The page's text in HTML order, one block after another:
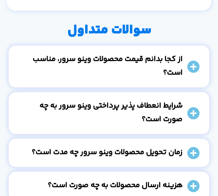
سوالات متداول
از کجا بدانم قیمت محصولات وینو سرور، مناسب
است؟
شرایط انعطاف پذیر پرداختی وینو سرور به چه
صورت است؟
زمان تحویل محصولات وینو سرور چه مدت است؟
هزینه ارسال محصولات به چه صورت است؟